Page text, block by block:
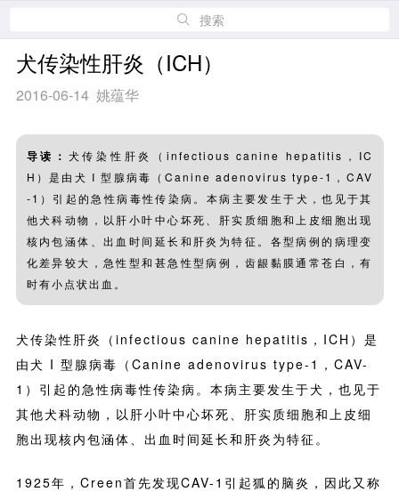
搜索
犬传染性肝炎（ICH）
2016-06-14 姚蕴华
导读： 犬传染性肝炎（infectious canine hepatitis，IC
H）是由犬 I 型腺病毒（Canine adenovirus type-1，CAV
-1）引起的急性病毒性传染病。本病主要发生于犬，也见于其
他犬科动物，以肝小叶中心坏死、肝实质细胞和上皮细胞出现
核内包涵体、出血时间延长和肝炎为特征。各型病例的病理变
化差异较大，急性型和甚急性型病例，齿龈黏膜通常苍白，有
时有小点状出血。
犬传染性肝炎（infectious canine hepatitis，ICH）是
由犬 I 型腺病毒（Canine adenovirus type-1，CAV-
1）引起的急性病毒性传染病。本病主要发生于犬，也见于
其他犬科动物，以肝小叶中心坏死、肝实质细胞和上皮细
胞出现核内包涵体、出血时间延长和肝炎为特征。
1925年，Creen首先发现CAV-1引起狐的脑炎，因此又称